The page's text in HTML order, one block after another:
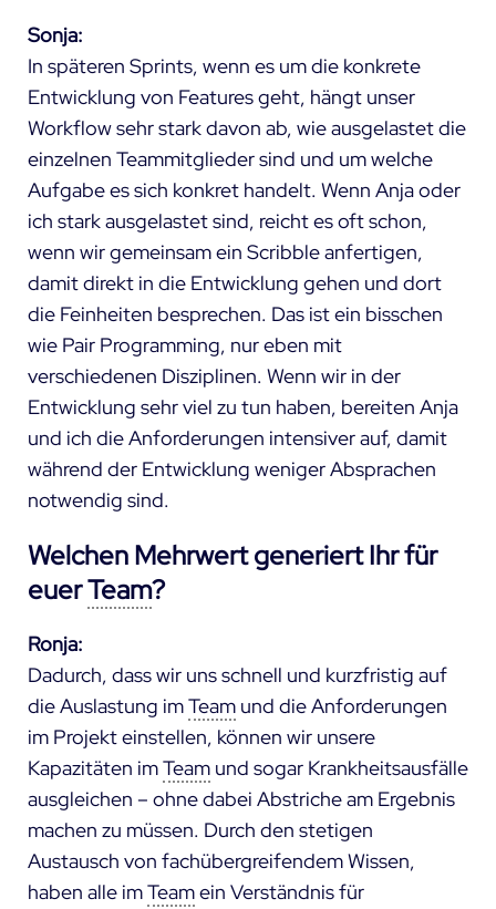
Sonja:
In späteren Sprints, wenn es um die konkrete
Entwicklung von Features geht, hängt unser
Workflow sehr stark davon ab, wie ausgelastet die
einzelnen Teammitglieder sind und um welche
Aufgabe es sich konkret handelt. Wenn Anja oder
ich stark ausgelastet sind, reicht es oft schon,
wenn wir gemeinsam ein Scribble anfertigen,
damit direkt in die Entwicklung gehen und dort
die Feinheiten besprechen. Das ist ein bisschen
wie Pair Programming, nur eben mit
verschiedenen Disziplinen. Wenn wir in der
Entwicklung sehr viel zu tun haben, bereiten Anja
und ich die Anforderungen intensiver auf, damit
während der Entwicklung weniger Absprachen
notwendig sind.
Welchen Mehrwert generiert Ihr für
euerTeam?
Ronja:
Dadurch, dass wir uns schnell und kurzfristig auf
die Auslastung imTeam und die Anforderungen
im Projekt einstellen, können wir unsere
Kapazitäten imTeam und sogar Krankheitsausfälle
ausgleichen – ohne dabei Abstriche am Ergebnis
machen zu müssen. Durch den stetigen
Austausch von fachübergreifendem Wissen,
haben alle imTeamein Verständnis für